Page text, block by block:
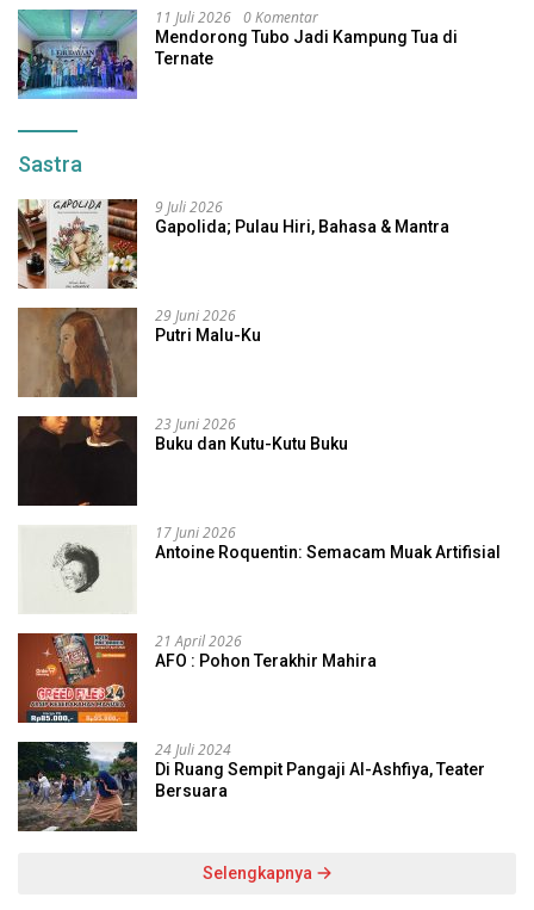
11 Juli 2026 0 Komentar
Mendorong Tubo Jadi Kampung Tua di
Ternate
Sastra
9 Juli 2026
Gapolida; Pulau Hiri, Bahasa & Mantra
29 Juni 2026
Putri Malu-Ku
23 Juni 2026
Buku dan Kutu-Kutu Buku
17 Juni 2026
Antoine Roquentin: Semacam Muak Artifisial
21 April 2026
AFO : Pohon Terakhir Mahira
24 Juli 2024
Di Ruang Sempit Pangaji Al-Ashfiya, Teater
Bersuara
Selengkapnya